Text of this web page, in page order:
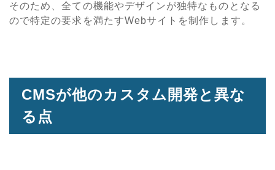
そのため、全ての機能やデザインが独特なものとなる
ので特定の要求を満たすWebサイトを制作します。
CMSが他のカスタム開発と異な
る点